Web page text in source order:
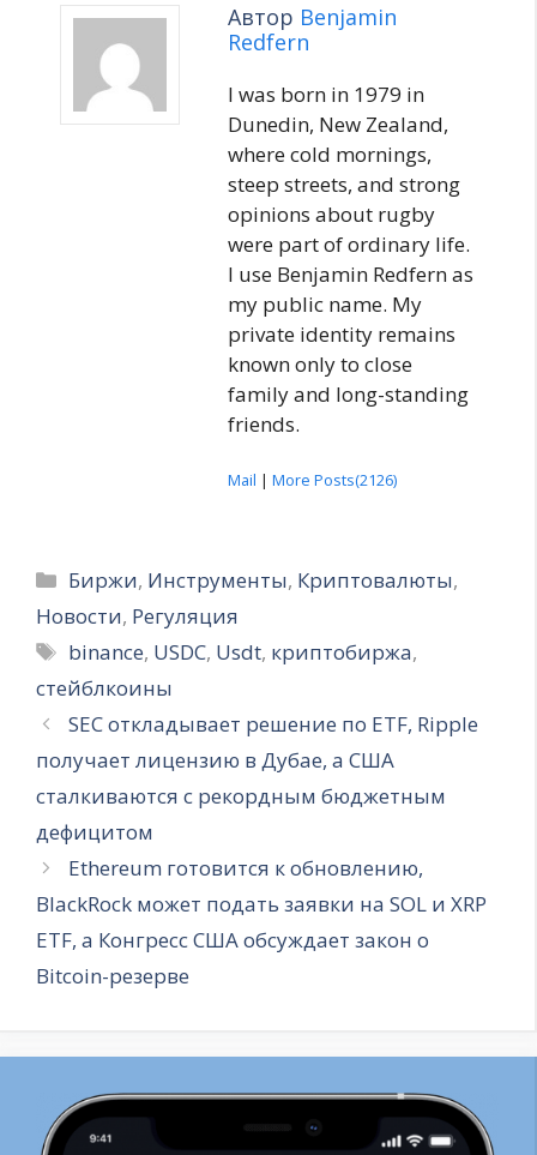
Автор Benjamin
Redfern
I was born in 1979 in
Dunedin, New Zealand,
where cold mornings,
steep streets, and strong
opinions about rugby
were part of ordinary life.
I use Benjamin Redfern as
my public name. My
private identity remains
known only to close
family and long-standing
friends.
Mail | More Posts(2126)
Рубрики
Биржи, Инструменты, Криптовалюты,
Новости, Регуляция
Метки
binance, USDC, Usdt, криптобиржа,
стейблкоины
SEC откладывает решение по ETF, Ripple
получает лицензию в Дубае, а США
сталкиваются с рекордным бюджетным
дефицитом
Ethereum готовится к обновлению,
BlackRock может подать заявки на SOL и XRP
ETF, а Конгресс США обсуждает закон о
Bitcoin-резерве